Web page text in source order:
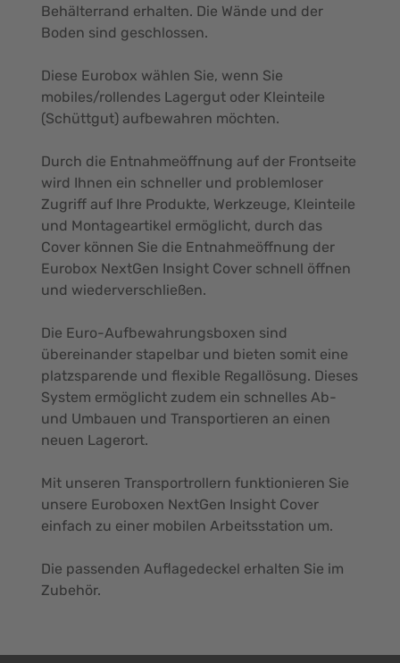
Behälterrand erhalten. Die Wände und der
Boden sind geschlossen.
Diese Eurobox wählen Sie, wenn Sie
mobiles/rollendes Lagergut oder Kleinteile
(Schüttgut) aufbewahren möchten.
Durch die Entnahmeöffnung auf der Frontseite
wird Ihnen ein schneller und problemloser
Zugriff auf Ihre Produkte, Werkzeuge, Kleinteile
und Montageartikel ermöglicht, durch das
Cover können Sie die Entnahmeöffnung der
Eurobox NextGen Insight Cover schnell öffnen
und wiederverschließen.
Die Euro-Aufbewahrungsboxen sind
übereinander stapelbar und bieten somit eine
platzsparende und flexible Regallösung. Dieses
System ermöglicht zudem ein schnelles Ab-
und Umbauen und Transportieren an einen
neuen Lagerort.
Mit unseren Transportrollern funktionieren Sie
unsere Euroboxen NextGen Insight Cover
einfach zu einer mobilen Arbeitsstation um.
Die passenden Auflagedeckel erhalten Sie im
Zubehör.